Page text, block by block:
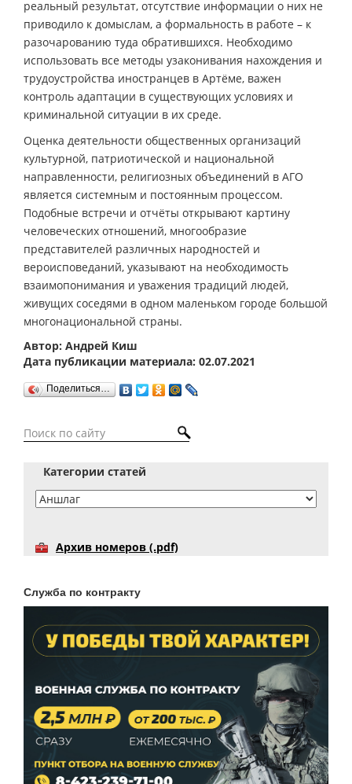
реальный результат, отсутствие информации о них не
приводило к домыслам, а формальность в работе – к
разочарованию туда обратившихся. Необходимо
использовать все методы узаконивания нахождения и
трудоустройства иностранцев в Артёме, важен
контроль адаптации в существующих условиях и
криминальной ситуации в их среде.
Оценка деятельности общественных организаций
культурной, патриотической и национальной
направленности, религиозных объединений в АГО
является системным и постоянным процессом.
Подобные встречи и отчёты открывают картину
человеческих отношений, многообразие
представителей различных народностей и
вероисповеданий, указывают на необходимость
взаимопонимания и уважения традиций людей,
живущих соседями в одном маленьком городе большой
многонациональной страны.
Автор: Андрей Киш
Дата публикации материала: 02.07.2021
Поделиться…
Категории статей
Архив номеров (.pdf)
Служба по контракту